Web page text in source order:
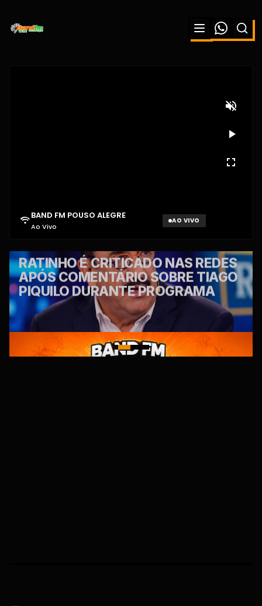
BAND FM POUSO ALEGRE
Ao Vivo
AO VIVO